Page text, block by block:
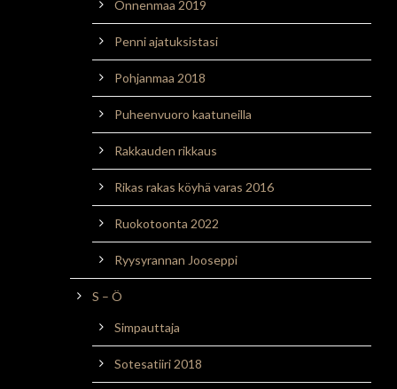
Onnenmaa 2019
Penni ajatuksistasi
Pohjanmaa 2018
Puheenvuoro kaatuneilla
Rakkauden rikkaus
Rikas rakas köyhä varas 2016
Ruokotoonta 2022
Ryysyrannan Jooseppi
S – Ö
Simpauttaja
Sotesatiiri 2018